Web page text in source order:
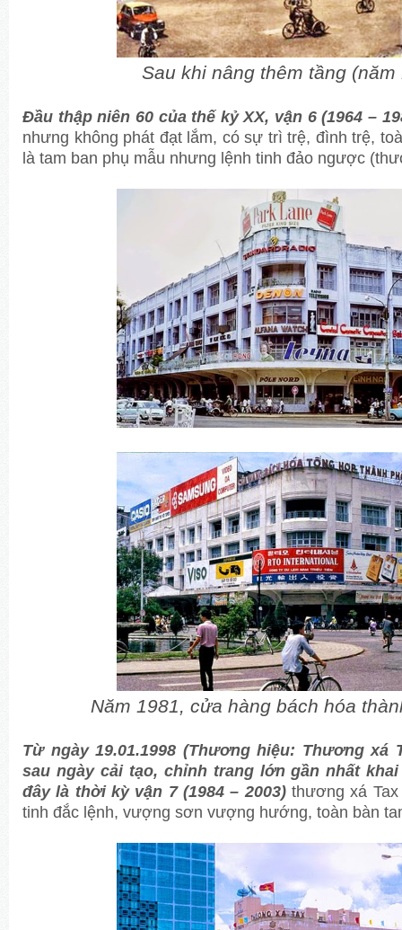
Sau khi nâng thêm tầng (năm
Đầu thập niên 60 của thế kỷ XX, vận 6 (1964 –
nhưng không phát đạt lắm, có sự trì trệ, đình trệ,
là tam ban phụ mẫu nhưng lệnh tinh đảo ngược
Năm 1981, cửa hàng bách hóa
Từ ngày 19.01.1998 (Thương hiệu: Thương xá
sau ngày cải tạo, chỉnh trang lớn gần nhất
đây là thời kỳ vận 7 (1984 – 2003)thương xá Tax
tinh đắc lệnh, vượng sơn vượng hướng, toàn bàn